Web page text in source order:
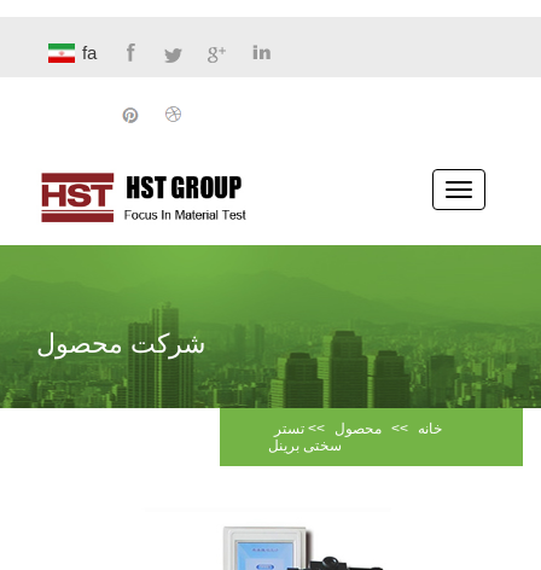
fa
پیمایش
ناوبری
شرکت محصول
خانه >> محصول >> تستر
سختی برینل